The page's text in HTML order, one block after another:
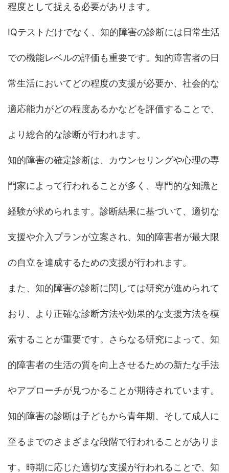
程度として捉える必要があります。
IQテストだけでなく、知的障害の診断には日常生活
での機能レベルの評価も重要です。知的障害者の日
常生活においてどの程度の支援が必要か、社会的な
適応能力がどの程度あるかなどを評価することで、
より総合的な診断が行われます。
知的障害の確定診断は、カウンセリングや心理の専
門家によって行われることが多く、専門的な知識と
経験が求められます。診断結果に基づいて、適切な
支援や介入プランが立案され、知的障害者が最大限
の自立を達成するための支援が行われます。
また、知的障害の診断に関しては研究が進められて
おり、より正確な診断方法や効果的な支援方法を模
索することが重要です。さらなる研究によって、知
的障害者の生活の質を向上させるための新たな手法
やアプローチが見つかることが期待されています。
知的障害の診断は子どもから青年期、そして成人に
至るまでのさまざまな段階で行われることがありま
す。時期に応じた適切な支援が行われることで、知